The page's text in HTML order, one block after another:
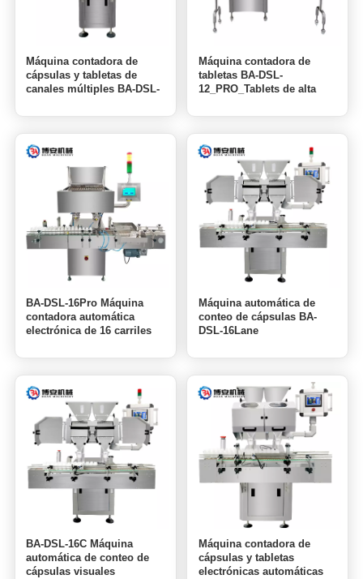
Máquina contadora de
cápsulas y tabletas de
canales múltiples BA-DSL-
Máquina contadora de
tabletas BA-DSL-
12_PRO_Tablets de alta
BA-DSL-16Pro Máquina
contadora automática
electrónica de 16 carriles
caramelo, oso, tableta de
Máquina automática de
conteo de cápsulas BA-
DSL-16Lane
BA-DSL-16C Máquina
automática de conteo de
cápsulas visuales
Máquina contadora de
cápsulas y tabletas
electrónicas automáticas